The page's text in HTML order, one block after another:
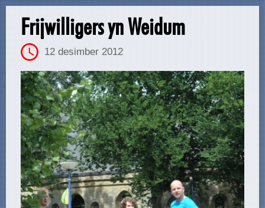
Frijwilligers yn Weidum
12 desimber 2012